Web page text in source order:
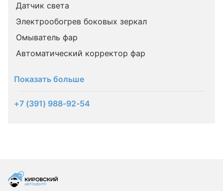
Датчик света
Электрообогрев боковых зеркал
Омыватель фар
Автоматический корректор фар
Показать больше
+7 (391) 988-92-54